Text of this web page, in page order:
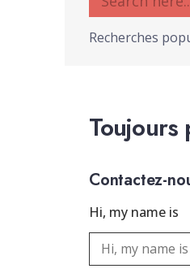
Recherches
Toujours
Contactez-
Hi, my name is